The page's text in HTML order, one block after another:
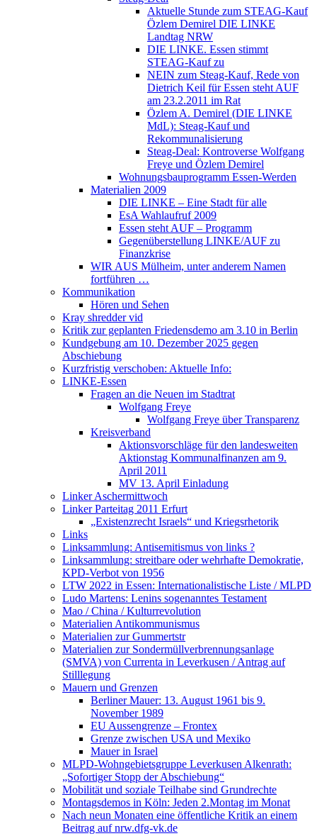
Aktuelle Stunde zum STEAG-Kauf
Özlem Demirel DIE LINKE
Landtag NRW
DIE LINKE. Essen stimmt
STEAG-Kauf zu
NEIN zum Steag-Kauf, Rede von
Dietrich Keil für Essen steht AUF
am 23.2.2011 im Rat
Özlem A. Demirel (DIE LINKE
MdL): Steag-Kauf und
Rekommunalisierung
Steag-Deal: Kontroverse Wolfgang
Freye und Özlem Demirel
Wohnungsbauprogramm Essen-Werden
Materialien 2009
DIE LINKE – Eine Stadt für alle
EsA Wahlaufruf 2009
Essen steht AUF – Programm
Gegenüberstellung LINKE/AUF zu
Finanzkrise
WIR AUS Mülheim, unter anderem Namen
fortführen …
Kommunikation
Hören und Sehen
Kray shredder vid
Kritik zur geplanten Friedensdemo am 3.10 in Berlin
Kundgebung am 10. Dezember 2025 gegen
Abschiebung
Kurzfristig verschoben: Aktuelle Info:
LINKE-Essen
Fragen an die Neuen im Stadtrat
Wolfgang Freye
Wolfgang Freye über Transparenz
Kreisverband
Aktionsvorschläge für den landesweiten
Aktionstag Kommunalfinanzen am 9.
April 2011
MV 13. April Einladung
Linker Aschermittwoch
Linker Parteitag 2011 Erfurt
„Existenzrecht Israels“ und Kriegsrhetorik
Links
Linksammlung: Antisemitismus von links ?
Linksammlung: streitbare oder wehrhafte Demokratie,
KPD-Verbot von 1956
LTW 2022 in Essen: Internationalistische Liste / MLPD
Ludo Martens: Lenins sogenanntes Testament
Mao / China / Kulturrevolution
Materialien Antikommunismus
Materialien zur Gummertstr
Materialien zur Sondermüllverbrennungsanlage
(SMVA) von Currenta in Leverkusen / Antrag auf
Stilllegung
Mauern und Grenzen
Berliner Mauer: 13. August 1961 bis 9.
November 1989
EU Aussengrenze – Frontex
Grenze zwischen USA und Mexiko
Mauer in Israel
MLPD-Wohngebietsgruppe Leverkusen Alkenrath:
„Sofortiger Stopp der Abschiebung“
Mobilität und soziale Teilhabe sind Grundrechte
Montagsdemos in Köln: Jeden 2.Montag im Monat
Nach neun Monaten eine öffentliche Kritik an einem
Beitrag auf nrw.dfg-vk.de